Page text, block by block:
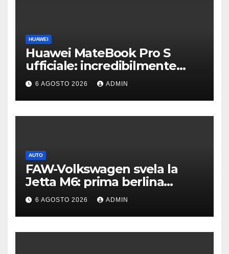
HUAWEI
Huawei MateBook Pro S
ufficiale: incredibilmente
leggero e supersottile
6 AGOSTO 2026 ADMIN
AUTO
FAW-Volkswagen svela la
Jetta M6: prima berlina
elettrica del marchio
6 AGOSTO 2026 ADMIN